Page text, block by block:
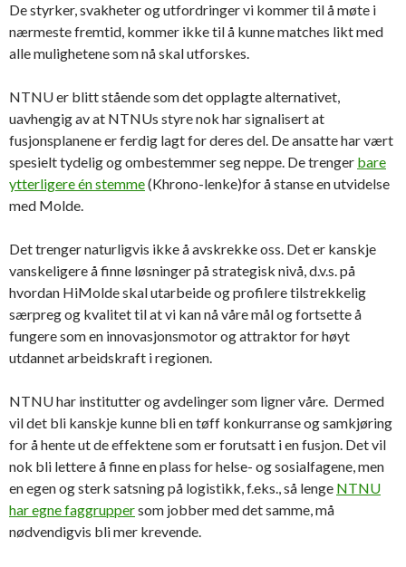
De styrker, svakheter og utfordringer vi kommer til å møte i
nærmeste fremtid, kommer ikke til å kunne matches likt med
alle mulighetene som nå skal utforskes.
NTNU er blitt stående som det opplagte alternativet,
uavhengig av at NTNUs styre nok har signalisert at
fusjonsplanene er ferdig lagt for deres del. De ansatte har vært
spesielt tydelig og ombestemmer seg neppe. De trenger bare
ytterligere én stemme(Khrono-lenke)for å stanse en utvidelse
med Molde.
Det trenger naturligvis ikke å avskrekke oss. Det er kanskje
vanskeligere å finne løsninger på strategisk nivå, d.v.s. på
hvordan HiMolde skal utarbeide og profilere tilstrekkelig
særpreg og kvalitet til at vi kan nå våre mål og fortsette å
fungere som en innovasjonsmotor og attraktor for høyt
utdannet arbeidskraft i regionen.
NTNU har institutter og avdelinger som ligner våre. Dermed
vil det bli kanskje kunne bli en tøff konkurranse og samkjøring
for å hente ut de effektene som er forutsatt i en fusjon. Det vil
nok bli lettere å finne en plass for helse- og sosialfagene, men
en egen og sterk satsning på logistikk, f.eks., så lenge NTNU
har egne faggruppersom jobber med det samme, må
nødvendigvis bli mer krevende.